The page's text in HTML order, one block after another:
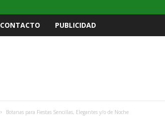
CONTACTO PUBLICIDAD
Botanas para Fiestas Sencillas, Elegantes y/o de Noche